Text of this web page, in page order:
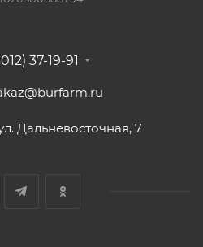
37-19-91
Дальневосточная, 7